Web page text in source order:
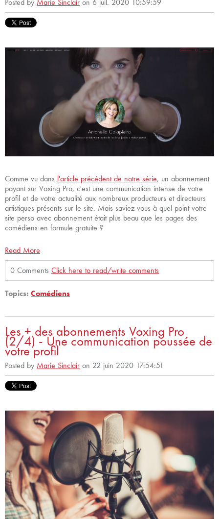
Posted by Marie Sinclair on 6 juil. 2020 10:59:59
Comme vu dans l'article précédent de notre série, un abonnement
payant sur Voxing Pro, c'est une communication intense de votre
profil et de votre actualité aux nombreux producteurs et directeurs
artistiques présents sur le site. Mais saviez-vous à quel point votre
site perso avec abonnement était plus beau que les pages des
comédiens en formule gratuite ?
Read More
0 Comments Click here to read/write comments
Topics: Comédiens
Les + des abonnements Voxing Pro
(2/4) - Une communication poussée de
votre profil
Posted by Marie Sinclair on 22 juin 2020 17:54:51